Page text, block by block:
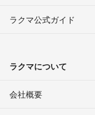
ラクマ公式ガイド
ラクマについて
会社概要